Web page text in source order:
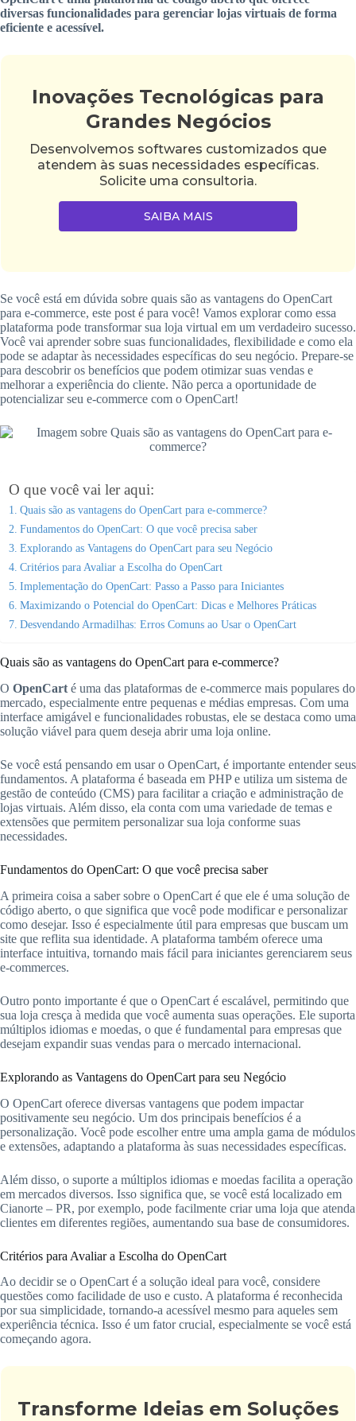
diversas funcionalidades para gerenciar lojas virtuais de forma
eficiente e acessível.
Inovações Tecnológicas para
Grandes Negócios
Desenvolvemos softwares customizados que
atendem às suas necessidades específicas.
Solicite uma consultoria.
SAIBA MAIS
Se você está em dúvida sobre quais são as vantagens do OpenCart
para e-commerce, este post é para você! Vamos explorar como essa
plataforma pode transformar sua loja virtual em um verdadeiro sucesso.
Você vai aprender sobre suas funcionalidades, flexibilidade e como ela
pode se adaptar às necessidades específicas do seu negócio. Prepare-se
para descobrir os benefícios que podem otimizar suas vendas e
melhorar a experiência do cliente. Não perca a oportunidade de
potencializar seu e-commerce com o OpenCart!
O que você vai ler aqui:
Quais são as vantagens do OpenCart para e-commerce?
Fundamentos do OpenCart: O que você precisa saber
Explorando as Vantagens do OpenCart para seu Negócio
Critérios para Avaliar a Escolha do OpenCart
Implementação do OpenCart: Passo a Passo para Iniciantes
Maximizando o Potencial do OpenCart: Dicas e Melhores Práticas
Desvendando Armadilhas: Erros Comuns ao Usar o OpenCart
Quais são as vantagens do OpenCart para e-commerce?
O OpenCart é uma das plataformas de e-commerce mais populares do
mercado, especialmente entre pequenas e médias empresas. Com uma
interface amigável e funcionalidades robustas, ele se destaca como uma
solução viável para quem deseja abrir uma loja online.
Se você está pensando em usar o OpenCart, é importante entender seus
fundamentos. A plataforma é baseada em PHP e utiliza um sistema de
gestão de conteúdo (CMS) para facilitar a criação e administração de
lojas virtuais. Além disso, ela conta com uma variedade de temas e
extensões que permitem personalizar sua loja conforme suas
necessidades.
Fundamentos do OpenCart: O que você precisa saber
A primeira coisa a saber sobre o OpenCart é que ele é uma solução de
código aberto, o que significa que você pode modificar e personalizar
como desejar. Isso é especialmente útil para empresas que buscam um
site que reflita sua identidade. A plataforma também oferece uma
interface intuitiva, tornando mais fácil para iniciantes gerenciarem seus
e-commerces.
Outro ponto importante é que o OpenCart é escalável, permitindo que
sua loja cresça à medida que você aumenta suas operações. Ele suporta
múltiplos idiomas e moedas, o que é fundamental para empresas que
desejam expandir suas vendas para o mercado internacional.
Explorando as Vantagens do OpenCart para seu Negócio
O OpenCart oferece diversas vantagens que podem impactar
positivamente seu negócio. Um dos principais benefícios é a
personalização. Você pode escolher entre uma ampla gama de módulos
e extensões, adaptando a plataforma às suas necessidades específicas.
Além disso, o suporte a múltiplos idiomas e moedas facilita a operação
em mercados diversos. Isso significa que, se você está localizado em
Cianorte – PR, por exemplo, pode facilmente criar uma loja que atenda
clientes em diferentes regiões, aumentando sua base de consumidores.
Critérios para Avaliar a Escolha do OpenCart
Ao decidir se o OpenCart é a solução ideal para você, considere
questões como facilidade de uso e custo. A plataforma é reconhecida
por sua simplicidade, tornando-a acessível mesmo para aqueles sem
experiência técnica. Isso é um fator crucial, especialmente se você está
começando agora.
Transforme Ideias em Soluções